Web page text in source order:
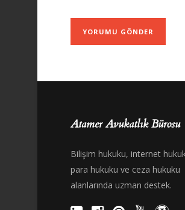
Atamer Avukatlık Bürosu
Bilişim hukuku, internet
para hukuku ve ceza hukuku
alanlarında uzman destek.